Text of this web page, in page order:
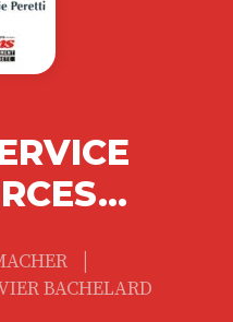
|
BACHELARD